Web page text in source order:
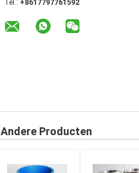
Tel.: +8617797761592
Andere Producten